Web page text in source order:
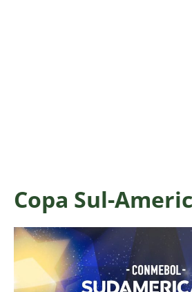
Copa Sul-